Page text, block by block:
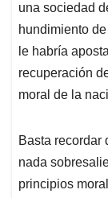
una sociedad
hundimiento
le habría
recuperación
moral de la
Basta recordar
nada
principios